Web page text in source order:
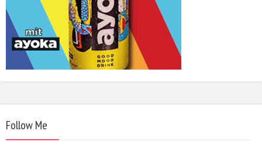
Follow Me